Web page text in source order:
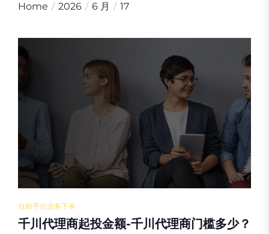
Home 2026 6 月 17
自助平台业务下单
千川代理商起投金额-千川代理商门槛多少？